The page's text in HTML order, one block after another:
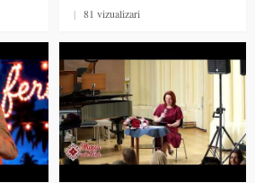
| 81 vizualizari